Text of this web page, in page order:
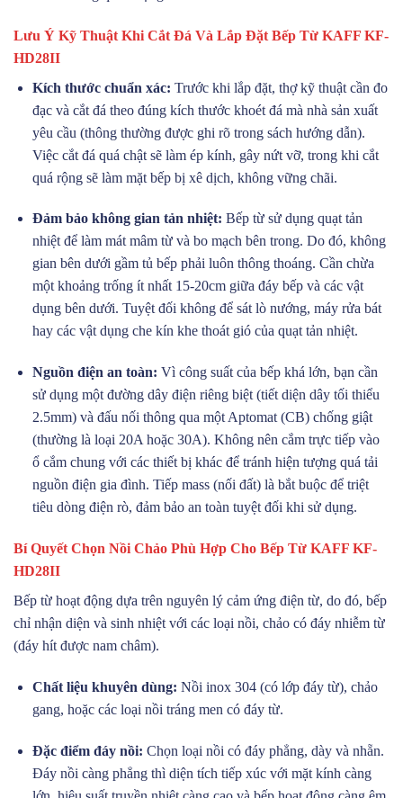
Lưu Ý Kỹ Thuật Khi Cắt Đá Và Lắp Đặt Bếp Từ KAFF KF-
HD28II
Kích thước chuẩn xác: Trước khi lắp đặt, thợ kỹ thuật cần đo
đạc và cắt đá theo đúng kích thước khoét đá mà nhà sản xuất
yêu cầu (thông thường được ghi rõ trong sách hướng dẫn).
Việc cắt đá quá chật sẽ làm ép kính, gây nứt vỡ, trong khi cắt
quá rộng sẽ làm mặt bếp bị xê dịch, không vững chãi.
Đảm bảo không gian tản nhiệt: Bếp từ sử dụng quạt tản
nhiệt để làm mát mâm từ và bo mạch bên trong. Do đó, không
gian bên dưới gầm tủ bếp phải luôn thông thoáng. Cần chừa
một khoảng trống ít nhất 15-20cm giữa đáy bếp và các vật
dụng bên dưới. Tuyệt đối không để sát lò nướng, máy rửa bát
hay các vật dụng che kín khe thoát gió của quạt tản nhiệt.
Nguồn điện an toàn: Vì công suất của bếp khá lớn, bạn cần
sử dụng một đường dây điện riêng biệt (tiết diện dây tối thiểu
2.5mm) và đấu nối thông qua một Aptomat (CB) chống giật
(thường là loại 20A hoặc 30A). Không nên cắm trực tiếp vào
ổ cắm chung với các thiết bị khác để tránh hiện tượng quá tải
nguồn điện gia đình. Tiếp mass (nối đất) là bắt buộc để triệt
tiêu dòng điện rò, đảm bảo an toàn tuyệt đối khi sử dụng.
Bí Quyết Chọn Nồi Chảo Phù Hợp Cho Bếp Từ KAFF KF-
HD28II
Bếp từ hoạt động dựa trên nguyên lý cảm ứng điện từ, do đó, bếp
chỉ nhận diện và sinh nhiệt với các loại nồi, chảo có đáy nhiễm từ
(đáy hít được nam châm).
Chất liệu khuyên dùng: Nồi inox 304 (có lớp đáy từ), chảo
gang, hoặc các loại nồi tráng men có đáy từ.
Đặc điểm đáy nồi: Chọn loại nồi có đáy phẳng, dày và nhẵn.
Đáy nồi càng phẳng thì diện tích tiếp xúc với mặt kính càng